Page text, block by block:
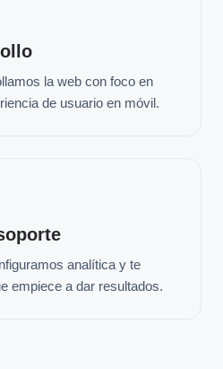
la web con foco en
de usuario en móvil.
analítica y te
empiece a dar resultados.